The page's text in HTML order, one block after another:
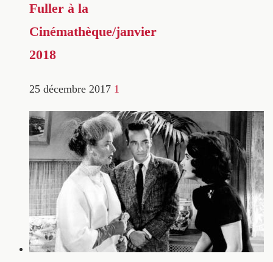
Fuller à la
Cinémathèque/janvier
2018
25 décembre 2017 1